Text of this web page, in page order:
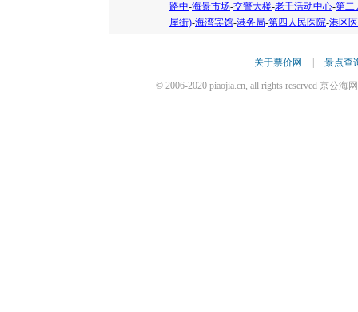
路中-海景市场-交警大楼-老干活动中心-第二
屋街)-海湾宾馆-港务局-第四人民医院-港区
关于票价网 景点查
© 2006-2020 piaojia.cn, all rights reserved 京公海